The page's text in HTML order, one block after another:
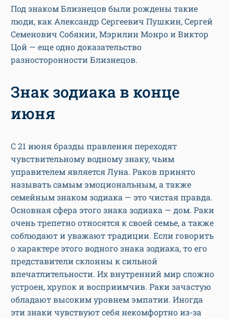
Под знаком Близнецов были рождены такие
люди, как Александр Сергеевич Пушкин, Сергей
Семенович Собянин, Мэрилин Монро и Виктор
Цой — еще одно доказательство
разносторонности Близнецов.
Знак зодиака в конце
июня
С 21 июня бразды правления переходят
чувствительному водному знаку, чьим
управителем является Луна. Раков принято
называть самым эмоциональным, а также
семейным знаком зодиака — это чистая правда.
Основная сфера этого знака зодиака — дом. Раки
очень трепетно относятся к своей семье, а также
соблюдают и уважают традиции. Если говорить
о характере этого водного знака зодиака, то его
представители склонны к сильной
впечатлительности. Их внутренний мир сложно
устроен, хрупок и восприимчив. Раки зачастую
обладают высоким уровнем эмпатии. Иногда
эти знаки чувствуют себя некомфортно из-за